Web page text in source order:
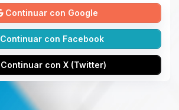
Continuar con Google
Continuar con Facebook
Continuar con X (Twitter)